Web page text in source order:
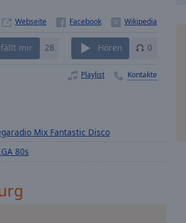
Webseite
mir 28 Hören 0
Playlist Kontakte
Mix Fantastic Disco
80s